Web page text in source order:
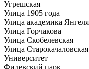
Угрешская
Улица 1905 года
Улица академика Янгеля
Улица Горчакова
Улица Скобелевская
Улица Старокачаловская
Университет
Филевский парк